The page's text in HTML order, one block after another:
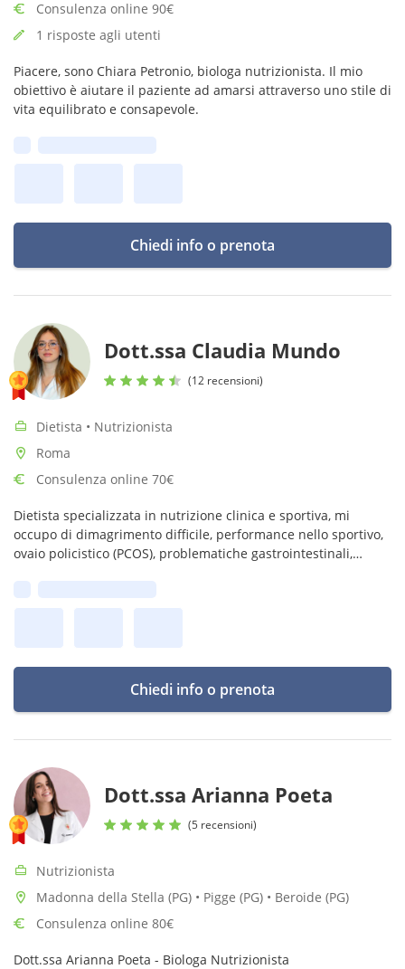
Consulenza online 90€
1 risposte agli utenti
Piacere, sono Chiara Petronio, biologa nutrizionista. Il mio
obiettivo è aiutare il paziente ad amarsi attraverso uno stile di
vita equilibrato e consapevole.
Chiedi info o prenota
Dott.ssa Claudia Mundo
(12 recensioni)
Dietista • Nutrizionista
Roma
Consulenza online 70€
Dietista specializzata in nutrizione clinica e sportiva, mi
occupo di dimagrimento difficile, performance nello sportivo,
ovaio policistico (PCOS), problematiche gastrointestinali,
Chiedi info o prenota
Dott.ssa Arianna Poeta
(5 recensioni)
Nutrizionista
Madonna della Stella (PG) • Pigge (PG) • Beroide (PG)
Consulenza online 80€
Dott.ssa Arianna Poeta - Biologa Nutrizionista